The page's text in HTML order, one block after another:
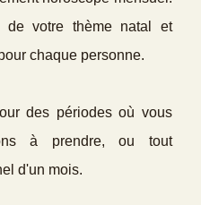
de votre thème natal et
chaque personne.
des périodes où vous
à prendre, ou tout
d'un mois.